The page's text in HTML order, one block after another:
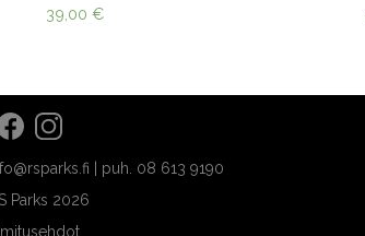
39,00 €
| puh. 08 613 9190
Parks 2026